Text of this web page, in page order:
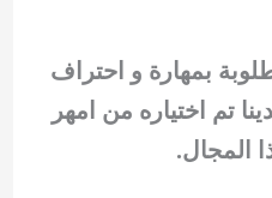
بمهارة و احتراف
تم اختياره من امهر
المجال.